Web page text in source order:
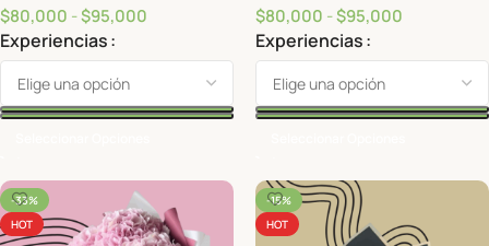
$80,000 -$95,000
Experiencias
$80,000 -$95,000
Experiencias
-33%
HOT
-15%
HOT